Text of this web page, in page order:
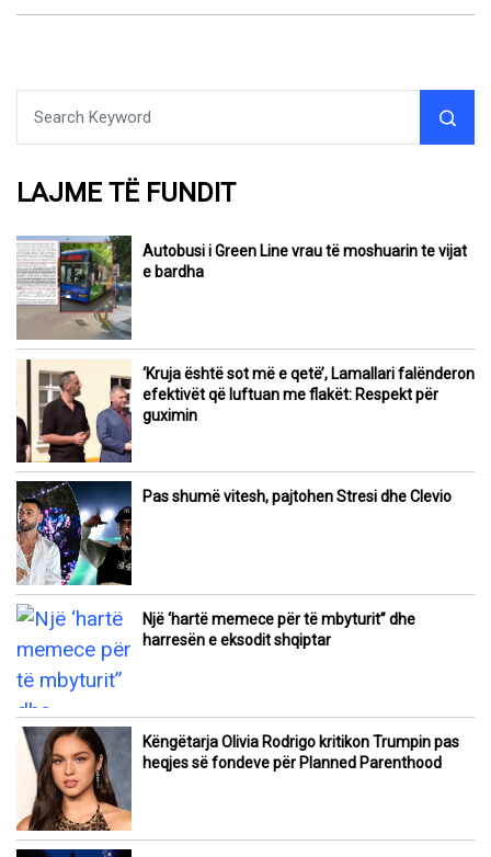
LAJME TË FUNDIT
Autobusi i Green Line vrau të moshuarin te vijat
e bardha
‘Kruja është sot më e qetë’, Lamallari falënderon
efektivët që luftuan me flakët: Respekt për
guximin
Pas shumë vitesh, pajtohen Stresi dhe Clevio
Një ‘hartë memece për të mbyturit” dhe
harresën e eksodit shqiptar
Këngëtarja Olivia Rodrigo kritikon Trumpin pas
heqjes së fondeve për Planned Parenthood